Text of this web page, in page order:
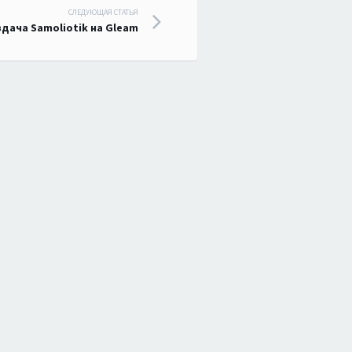
СЛЕДУЮЩАЯ СТАТЬЯ
Samoliotik на Gleam